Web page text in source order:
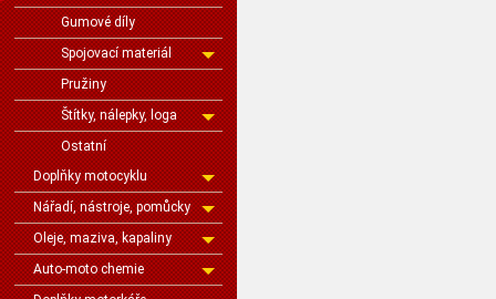
Gumové díly
Spojovací materiál
Pružiny
Štítky, nálepky, loga
Ostatní
Doplňky motocyklu
Nářadí, nástroje, pomůcky
Oleje, maziva, kapaliny
Auto-moto chemie